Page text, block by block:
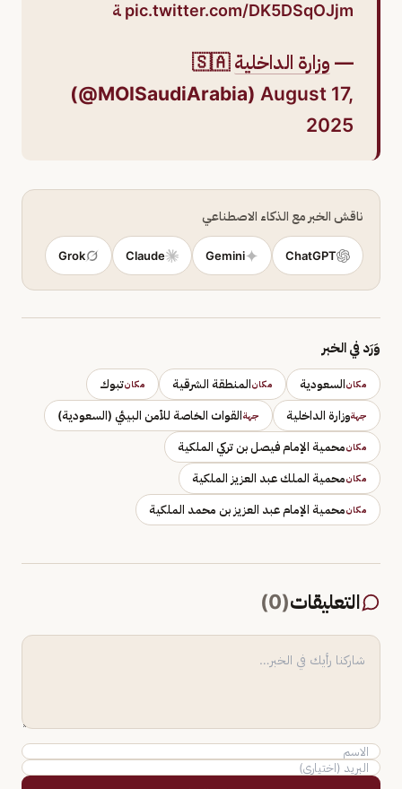
ة pic.twitter.com/DK5DSqOJjm
— وزارة الداخلية 🇸🇦
(@MOISaudiArabia) August 17,
2025
ناقش الخبر مع الذكاء الاصطناعي
ChatGPT
Gemini
Claude
Grok
وَرَد في الخبر
مكانالسعودية مكانالمنطقة الشرقية مكانتبوك
جهةوزارة الداخلية جهةالقوات الخاصة للأمن البيئي (السعودية)
مكانمحمية الإمام فيصل بن تركي الملكية
مكانمحمية الملك عبد العزيز الملكية
مكانمحمية الإمام عبد العزيز بن محمد الملكية
التعليقات(
0
)